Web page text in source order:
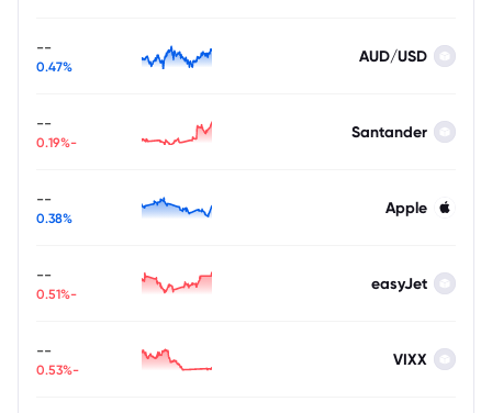
AUD/USD
--
0.47%
Santander
--
-0.19%
Apple
--
0.38%
easyJet
--
-0.51%
VIXX
--
-0.53%